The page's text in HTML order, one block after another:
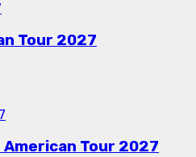
Tour 2027
Tour 2027